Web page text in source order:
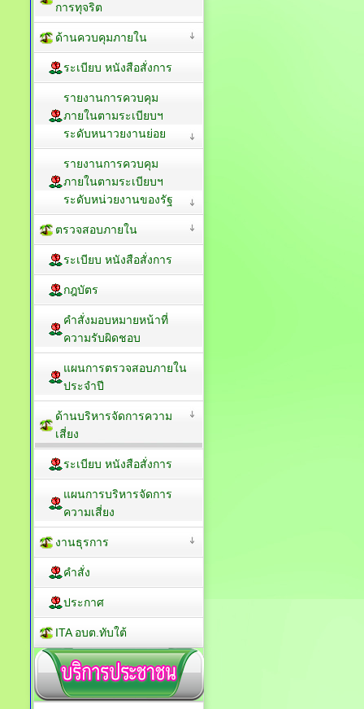
การทุจริต
ด้านควบคุมภายใน
ระเบียบ หนังสือสั่งการ
รายงานการควบคุม
ภายในตามระเบียบฯ
ระดับหนาวยงานย่อย
รายงานการควบคุม
ภายในตามระเบียบฯ
ระดับหน่วยงานของรัฐ
ตรวจสอบภายใน
ระเบียบ หนังสือสั่งการ
กฎบัตร
คำสั่งมอบหมายหน้าที่
ความรับผิดชอบ
แผนการตรวจสอบภายใน
ประจำปี
ด้านบริหารจัดการความ
เสี่ยง
ระเบียบ หนังสือสั่งการ
แผนการบริหารจัดการ
ความเสี่ยง
งานธุรการ
คำสั่ง
ประกาศ
ITA อบต.ทับใต้